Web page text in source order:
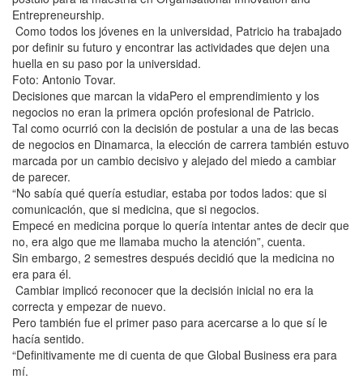
Entrepreneurship.
Como todos los jóvenes en la universidad, Patricio ha trabajado
por definir su futuro y encontrar las actividades que dejen una
huella en su paso por la universidad.
Foto: Antonio Tovar.
Decisiones que marcan la vidaPero el emprendimiento y los
negocios no eran la primera opción profesional de Patricio.
Tal como ocurrió con la decisión de postular a una de las becas
de negocios en Dinamarca, la elección de carrera también estuvo
marcada por un cambio decisivo y alejado del miedo a cambiar
de parecer.
“No sabía qué quería estudiar, estaba por todos lados: que si
comunicación, que si medicina, que si negocios.
Empecé en medicina porque lo quería intentar antes de decir que
no, era algo que me llamaba mucho la atención”, cuenta.
Sin embargo, 2 semestres después decidió que la medicina no
era para él.
Cambiar implicó reconocer que la decisión inicial no era la
correcta y empezar de nuevo.
Pero también fue el primer paso para acercarse a lo que sí le
hacía sentido.
“Definitivamente me di cuenta de que Global Business era para
mí.